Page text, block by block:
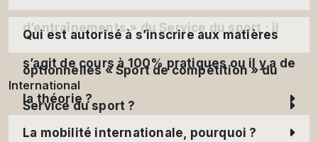
d’entraînements » du Service du sport ; il
s’agit de cours à 100% pratiques ou il y a de
la théorie ?
Qui est autorisé à s’inscrire aux matières
optionnelles « Sport de compétition » du
Service du sport ?
International
La mobilité internationale, pourquoi ?